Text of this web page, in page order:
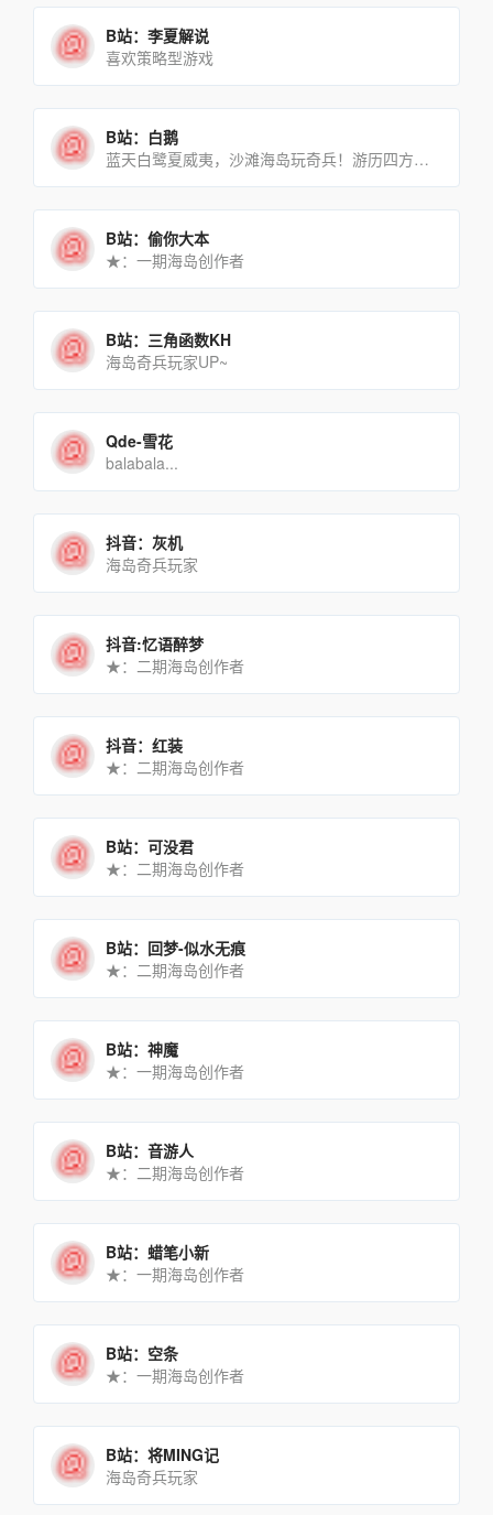
B站：李夏解说
喜欢策略型游戏
B站：白鹅
蓝天白鹭夏威夷，沙滩海岛玩奇兵！游历四方小岛，赏遍海岛芳香～
B站：偷你大本
★：一期海岛创作者
B站：三角函数KH
海岛奇兵玩家UP~
Qde-雪花
balabala...
抖音：灰机
海岛奇兵玩家
抖音:忆语醉梦
★：二期海岛创作者
抖音：红装
★：二期海岛创作者
B站：可没君
★：二期海岛创作者
B站：回梦-似水无痕
★：二期海岛创作者
B站：神魔
★：一期海岛创作者
B站：音游人
★：二期海岛创作者
B站：蜡笔小新
★：一期海岛创作者
B站：空条
★：一期海岛创作者
B站：将MING记
海岛奇兵玩家